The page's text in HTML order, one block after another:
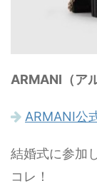
ARMANI（ア
ARMANI公
結婚式に参加
コレ！